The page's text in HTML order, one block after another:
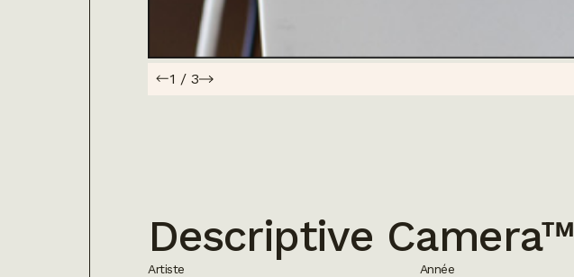
1 / 3
Descriptive Camera™
Artiste Année